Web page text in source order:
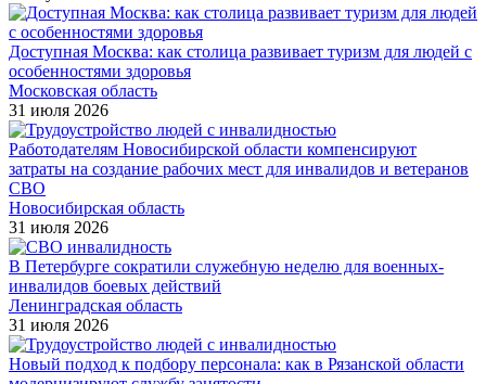
Доступная Москва: как столица развивает туризм для людей с
особенностями здоровья
Московская область
31 июля 2026
Работодателям Новосибирской области компенсируют
затраты на создание рабочих мест для инвалидов и ветеранов
СВО
Новосибирская область
31 июля 2026
В Петербурге сократили служебную неделю для военных-
инвалидов боевых действий
Ленинградская область
31 июля 2026
Новый подход к подбору персонала: как в Рязанской области